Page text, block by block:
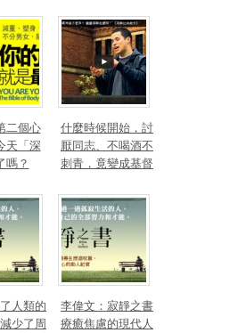
二個心
天「深
嗎？
什麼時候開始，討
厭同志、不喝酒不
刺青，竟變成基督
人類的
少了周
李偉文：寂靜之書
療癒焦慮的現代人